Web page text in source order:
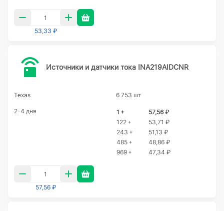
53,33 ₽
Источники и датчики тока INA219AIDCNR
Texas 6 753 шт
2-4 дня 1 +
57,56 ₽
122 +
53,71 ₽
243 +
51,13 ₽
485 +
48,86 ₽
969 +
47,34 ₽
57,56 ₽